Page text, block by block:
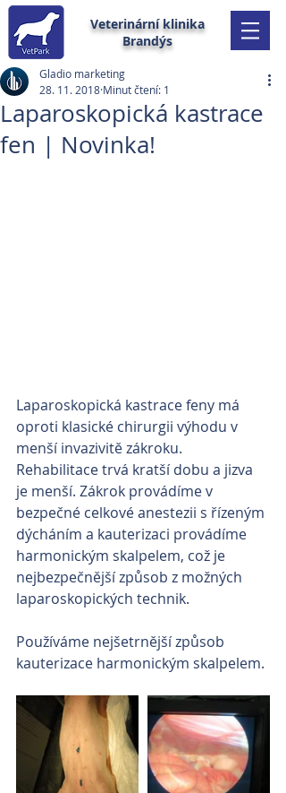
Veterinární klinika
Brandýs
Laparoskopická kastrace
fen | Novinka!
Gladio marketing
28. 11. 2018 Minut čtení: 1
Laparoskopická kastrace feny má
oproti klasické chirurgii výhodu v
menší invazivitě zákroku.
Rehabilitace trvá kratší dobu a jizva
je menší. Zákrok provádíme v
bezpečné celkové anestezii s řízeným
dýcháním a kauterizaci provádíme
harmonickým skalpelem, což je
nejbezpečnější způsob z možných
laparoskopických technik.
Používáme nejšetrnější způsob
kauterizace harmonickým skalpelem.